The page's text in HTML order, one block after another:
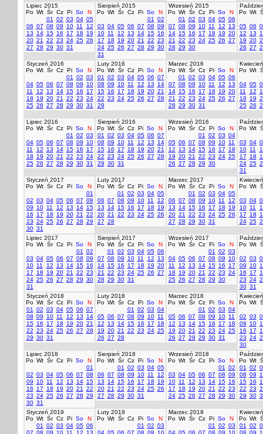
Lipiec 2015
Po Wt Śr Cz Pi So
N
01
02 03 04 05
06 07 08 09 10 11
12
13
14 15 16 17 18
19
20 21 22 23 24 25 26
27 28 29 30 31
Sierpień 2015
Po Wt Śr Cz Pi So
N
01
02
03 04 05 06 07 08 09
10 11 12 13 14 15 16
17
18 19 20 21 22 23
24 25 26 27 28 29 30
31
Wrzesień 2015
Po Wt Śr Cz Pi So
N
01
02 03 04 05 06
07 08 09 10 11 12
13
14 15 16 17 18 19 20
21
22 23 24 25 26 27
28 29 30
Po Wt
05 06
12
13
19 20
26 27
Styczeń 2016
Po Wt Śr Cz Pi So
N
01
02 03
04 05 06 07 08 09
10
11
12 13 14 15 16
17
18
19 20 21 22 23 24
25 26 27 28 29 30 31
Luty 2016
Po Wt Śr Cz Pi So
N
01
02 03 04 05 06 07
08 09 10 11 12 13
14
15 16 17 18 19 20 21
22 23 24 25 26 27 28
29
Marzec 2016
Po Wt Śr Cz Pi So
N
01
02 03 04 05 06
07 08 09 10 11 12
13
14 15 16 17 18 19 20
21
22 23 24 25 26 27
28 29 30 31
Po Wt
04 05
11
12
18
19
25 26
Lipiec 2016
Po Wt Śr Cz Pi So
N
01
02 03
04 05 06 07 08 09
10
11
12 13 14 15 16
17
18
19 20 21 22 23 24
25 26 27 28 29 30 31
Sierpień 2016
Po Wt Śr Cz Pi So
N
01
02 03 04 05 06 07
08 09 10 11 12 13
14
15 16 17 18 19 20 21
22 23 24 25 26 27 28
29 30 31
Wrzesień 2016
Po Wt Śr Cz Pi So
N
01
02 03 04
05 06 07 08 09 10 11
12
13 14 15 16 17
18
19 20 21 22 23 24 25
26 27 28 29 30
Po Wt
03 04
10 11
17
18
24 25
31
Styczeń 2017
Po Wt Śr Cz Pi So
N
01
02 03 04 05 06 07 08
09
10 11 12 13 14 15
16
17 18 19 20 21
22
23 24 25 26 27 28 29
30 31
Luty 2017
Po Wt Śr Cz Pi So
N
01
02 03 04 05
06 07 08 09 10 11
12
13
14 15 16 17 18
19
20 21 22 23 24 25 26
27 28
Marzec 2017
Po Wt Śr Cz Pi So
N
01
02 03 04 05
06 07 08 09 10 11
12
13
14 15 16 17 18
19
20 21 22 23 24 25 26
27 28 29 30 31
Po Wt
03 04
10 11
17
18
24 25
Lipiec 2017
Po Wt Śr Cz Pi So
N
01
02
03 04 05 06 07 08 09
10 11 12 13 14 15 16
17
18 19 20 21 22 23
24 25 26 27 28 29 30
31
Sierpień 2017
Po Wt Śr Cz Pi So
N
01
02 03 04 05 06
07 08 09 10 11 12
13
14 15 16 17 18 19 20
21
22 23 24 25 26 27
28 29 30 31
Wrzesień 2017
Po Wt Śr Cz Pi So
N
01
02 03
04 05 06 07 08 09
10
11
12 13 14 15 16
17
18
19 20 21 22 23 24
25 26 27 28 29 30
Po Wt
02 03
09
10
16
17
23 24
30 31
Styczeń 2018
Po Wt Śr Cz Pi So
N
01
02 03 04 05 06 07
08 09 10 11 12 13
14
15 16 17 18 19 20 21
22 23 24 25 26 27 28
29 30 31
Luty 2018
Po Wt Śr Cz Pi So
N
01
02 03 04
05 06 07 08 09 10 11
12
13 14 15 16 17
18
19 20 21 22 23 24 25
26 27 28
Marzec 2018
Po Wt Śr Cz Pi So
N
01
02 03 04
05 06 07 08 09 10 11
12
13 14 15 16 17
18
19 20 21 22 23 24 25
26 27 28 29 30 31
Po Wt
02 03
09
10
16
17
23 24
30
Lipiec 2018
Po Wt Śr Cz Pi So
N
01
02 03 04 05 06 07 08
09
10 11 12 13 14 15
16
17 18 19 20 21
22
23 24 25 26 27 28 29
30 31
Sierpień 2018
Po Wt Śr Cz Pi So
N
01
02 03 04 05
06 07 08 09 10 11
12
13
14 15 16 17 18
19
20 21 22 23 24 25 26
27 28 29 30 31
Wrzesień 2018
Po Wt Śr Cz Pi So
N
01
02
03 04 05 06 07 08 09
10 11 12 13 14 15 16
17
18 19 20 21 22 23
24 25 26 27 28 29 30
Po Wt
01
02
08 09
15 16
22 23
29 30
Styczeń 2019
Po Wt Śr Cz Pi So
N
01
02 03 04 05 06
07 08 09 10 11 12
13
Luty 2019
Po Wt Śr Cz Pi So
N
01
02 03
04 05 06 07 08 09
10
Marzec 2019
Po Wt Śr Cz Pi So
N
01
02 03
04 05 06 07 08 09
10
Po Wt
01
02
08 09